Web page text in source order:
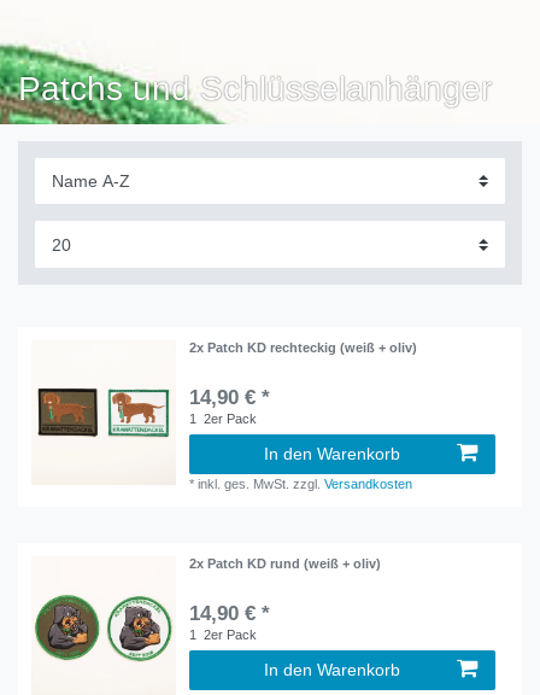
Patchs und Schlüsselanhänger
2x Patch KD rechteckig (weiß + oliv)
14,90 € *
1 2er Pack
In den Warenkorb
*inkl. ges. MwSt. zzgl.Versandkosten
2x Patch KD rund (weiß + oliv)
14,90 € *
1 2er Pack
In den Warenkorb